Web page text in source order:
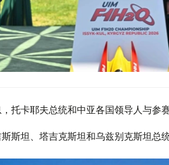
托卡耶夫总统和中亚各国领导人与参
斯坦、塔吉克斯坦和乌兹别克斯坦总